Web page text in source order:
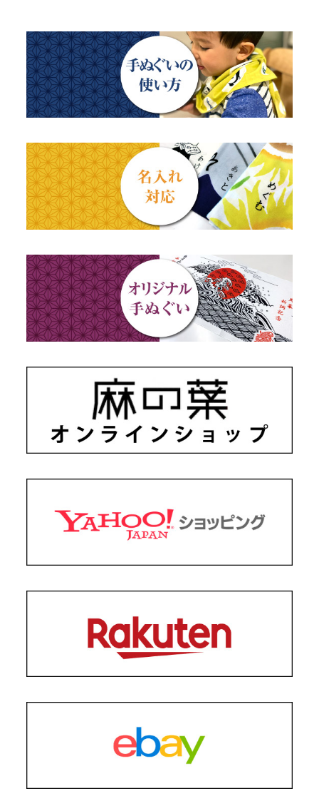
浮世絵・名画名作・古典
干支・富士・招福・縁起物
動物・その他
江戸小紋・総柄・無地
藍染め・絞り染め
ギフトセット
チーフ・風呂敷
ステーショナリー
タペストリー・掛軸・パネル額
のれん
母の日ギフト
父の日ギフト
出産祝い
秋のギフト